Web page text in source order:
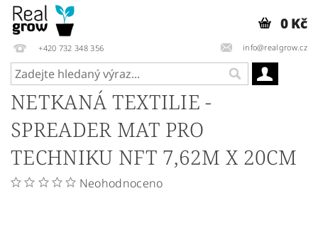
+420 732 348 356 info@realgrow.cz
0 Kč
NETKANÁ TEXTILIE -
SPREADER MAT PRO
TECHNIKU NFT 7,62M X 20CM
Neohodnoceno